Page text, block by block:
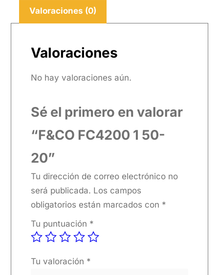
Valoraciones (0)
Valoraciones
No hay valoraciones aún.
Sé el primero en valorar
“F&CO FC4200 1 50-
20”
Tu dirección de correo electrónico no
será publicada. Los campos
obligatorios están marcados con *
Tu puntuación *
Tu valoración *